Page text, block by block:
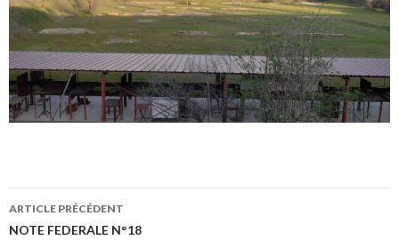
Navigation
des
ARTICLE PRÉCÉDENT
NOTE FEDERALE N°18